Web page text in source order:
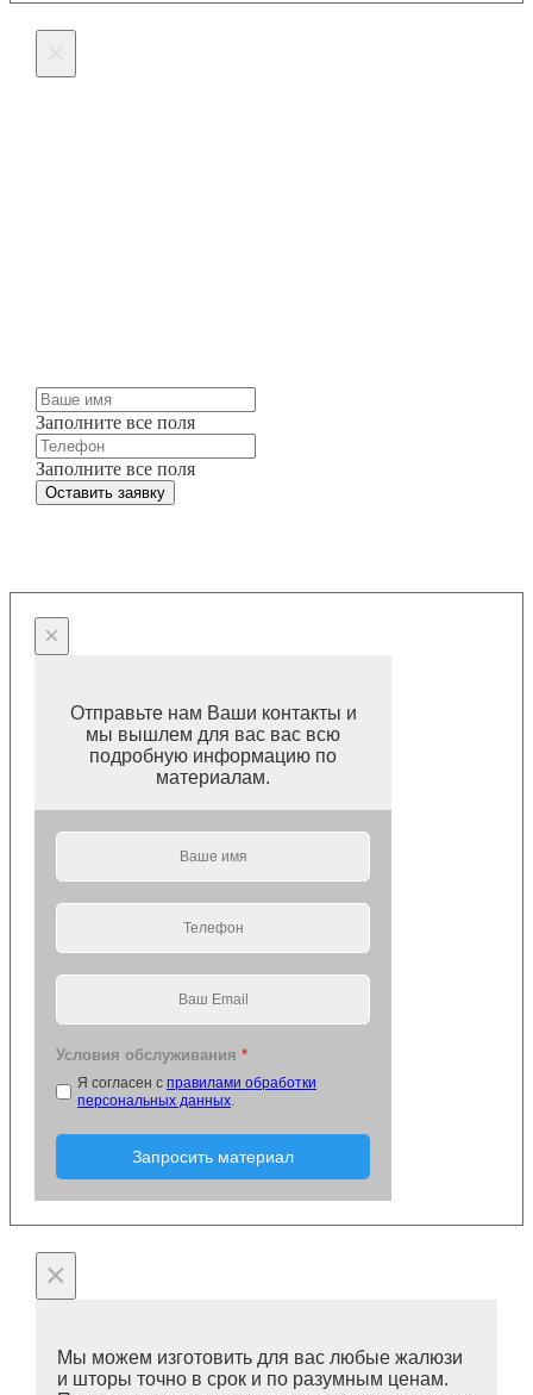
Заполните все поля
Заполните все поля
Оставить заявку
×
Отправьте нам Ваши контакты и
мы вышлем для вас вас всю
подробную информацию по
материалам.
Условия обслуживания *
Я согласен с правилами обработки
персональных данных
Запросить материал
×
Мы можем изготовить для вас любые жалюзи
и шторы точно в срок и по разумным ценам.